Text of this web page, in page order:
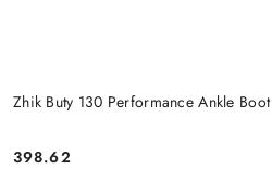
Zhik Buty 130 Performance Ankle Boot
Cena:
398.62